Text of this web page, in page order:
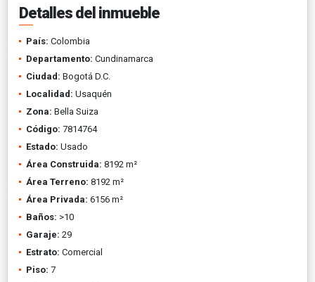
Detalles del inmueble
País: Colombia
Departamento: Cundinamarca
Ciudad: Bogotá D.C.
Localidad: Usaquén
Zona: Bella Suiza
Código: 7814764
Estado: Usado
Área Construida: 8192 m²
Área Terreno: 8192 m²
Área Privada: 6156 m²
Baños: >10
Garaje: 29
Estrato: Comercial
Piso: 7